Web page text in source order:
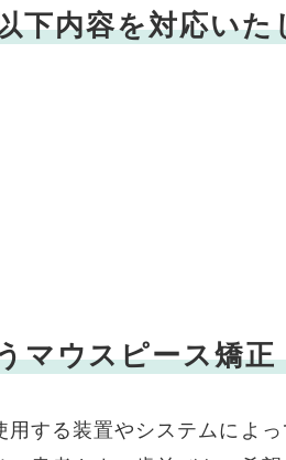
下内容を対応いた
マウスピース矯正
する装置やシステムによ